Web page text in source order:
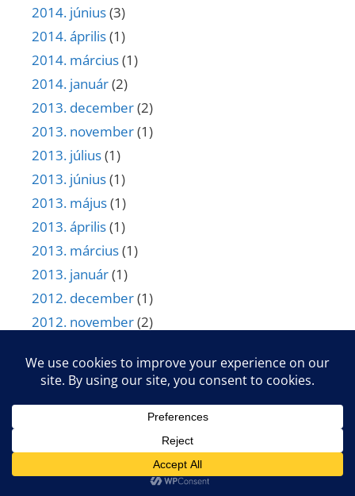
2014. június(3)
2014. április(1)
2014. március(1)
2014. január(2)
2013. december(2)
2013. november(1)
2013. július(1)
2013. június(1)
2013. május(1)
2013. április(1)
2013. március(1)
2013. január(1)
2012. december(1)
2012. november(2)
2012. szeptember(1)
2012. augusztus
(5)